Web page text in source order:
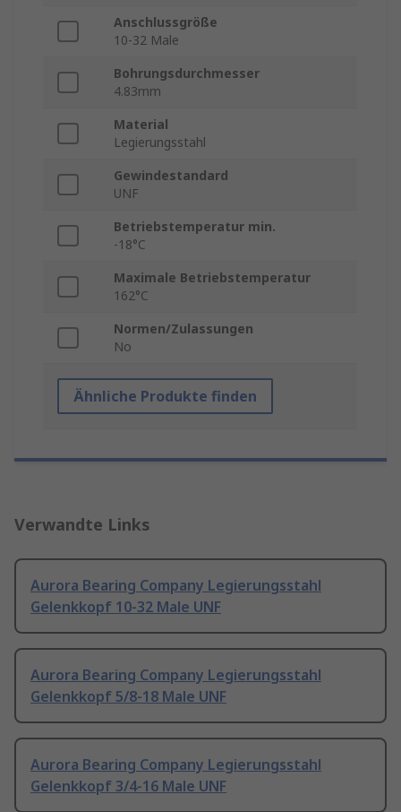
Anschlussgröße
10-32 Male
Bohrungsdurchmesser
4.83mm
Material
Legierungsstahl
Gewindestandard
UNF
Betriebstemperatur min.
-18°C
Maximale Betriebstemperatur
162°C
Normen/Zulassungen
No
Ähnliche Produkte finden
Verwandte Links
Aurora Bearing Company Legierungsstahl
Gelenkkopf 10-32 Male UNF
Aurora Bearing Company Legierungsstahl
Gelenkkopf 5/8-18 Male UNF
Aurora Bearing Company Legierungsstahl
Gelenkkopf 3/4-16 Male UNF